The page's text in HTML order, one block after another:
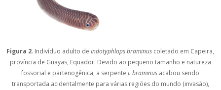
Figura 2. Indivíduo adulto de Indotyphlops braminus coletado em Capeira,
província de Guayas, Equador. Devido ao pequeno tamanho e natureza
fossorial e partenogênica, a serpenteI. braminus acabou sendo
transportada acidentalmente para várias regiões do mundo (invasão),